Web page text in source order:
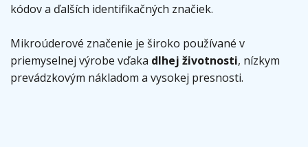
kódov a ďalších identifikačných značiek.
Mikroúderové značenie je široko používané v
priemyselnej výrobe vďaka dlhej životnosti, nízkym
prevádzkovým nákladom a vysokej presnosti.